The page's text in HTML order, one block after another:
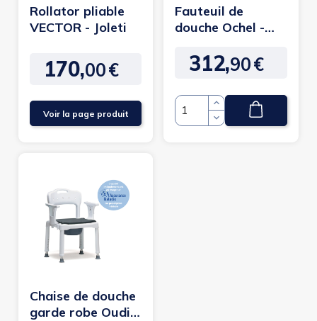
Rollator pliable
VECTOR - Joleti
Prix
170,00€
Voir la page produit
Fauteuil de
douche Ochel -
Prix
312,90€
Quantité
Chaise de douche
garde robe Oudin